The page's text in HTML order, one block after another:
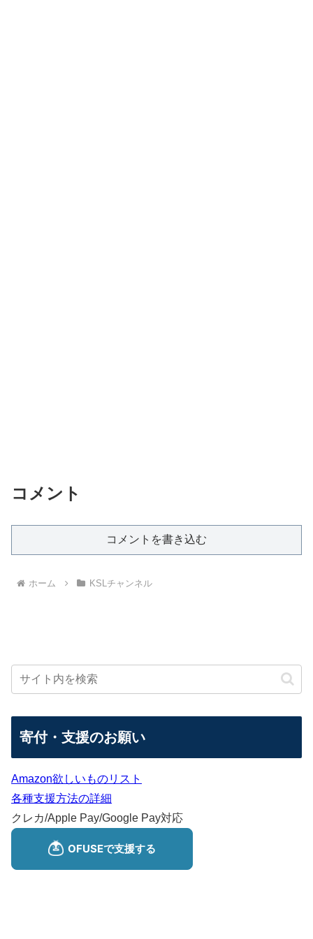
コメント
コメントを書き込む
ホーム KSLチャンネル
寄付・支援のお願い
Amazon欲しいものリスト
各種支援方法の詳細
クレカ/Apple Pay/Google Pay対応